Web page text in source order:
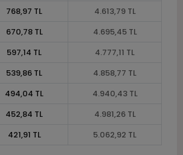
768,97 TL
4.613,79 TL
670,78 TL
4.695,45 TL
597,14 TL
4.777,11 TL
539,86 TL
4.858,77 TL
494,04 TL
4.940,43 TL
452,84 TL
4.981,26 TL
421,91 TL 5.062,92 TL